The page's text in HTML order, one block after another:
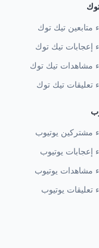
متابعين تيك توك
إعجابات تيك توك
مشاهدات تيك توك
تعليقات تيك توك
مشتركين يوتيوب
إعجابات يوتيوب
مشاهدات يوتيوب
تعليقات يوتيوب